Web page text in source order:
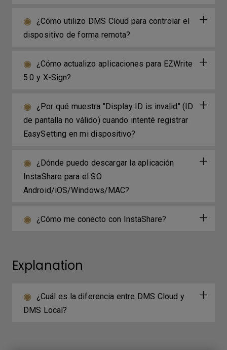
¿Cómo utilizo DMS Cloud para controlar el
dispositivo de forma remota?
¿Cómo actualizo aplicaciones para EZWrite
5.0 y X-Sign?
¿Por qué muestra "Display ID is invalid" (ID
de pantalla no válido) cuando intenté registrar
EasySetting en mi dispositivo?
¿Dónde puedo descargar la aplicación
InstaShare para el SO
Android/iOS/Windows/MAC?
¿Cómo me conecto con InstaShare?
Explanation
¿Cuál es la diferencia entre DMS Cloud y
DMS Local?